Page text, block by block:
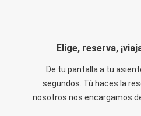
Elige, reserva,
De tu pantalla a tu
segundos. Tú haces la
nosotros nos encargamos